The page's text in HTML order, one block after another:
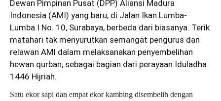
Dewan Pimpinan Pusat (DPP) Aliansi Madura
Indonesia (AMI) yang baru, di Jalan Ikan Lumba-
Lumba I No. 10, Surabaya, berbeda dari biasanya. Terik
matahari tak menyurutkan semangat pengurus dan
relawan AMI dalam melaksanakan penyembelihan
hewan qurban, sebagai bagian dari perayaan Iduladha
1446 Hijriah.
Satu ekor sapi dan empat ekor kambing disembelih dengan